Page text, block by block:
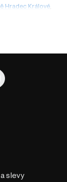
Hradec Králové
slevy